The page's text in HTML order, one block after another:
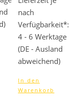
nach
Verfügbarkeit*:
4 - 6 Werktage
(DE - Ausland
abweichend)
In den
Warenkorb